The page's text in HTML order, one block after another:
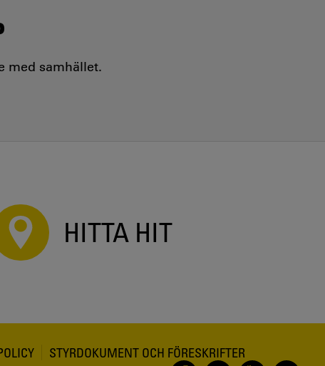
med samhället.
HITTA HIT
STYRDOKUMENT OCH FÖRESKRIFTER